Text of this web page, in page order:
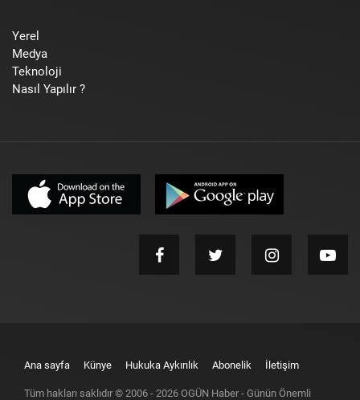
Yerel
Medya
Teknoloji
Nasıl Yapılır ?
Ana sayfa Künye Hukuka Aykırılık Abonelik İletişim
Tüm hakları saklıdır © 2006 - 2026 OGÜN Haber - Günün Önemli